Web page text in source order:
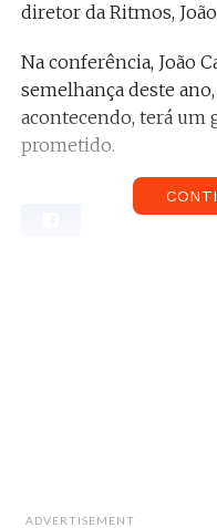
diretor da Ritmos,
Na conferência, João
semelhança deste
acontecendo, terá um
prometido.
ADVERTISEMENT